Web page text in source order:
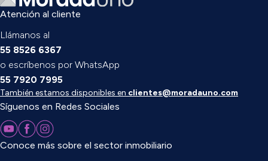
Atención al cliente
Llámanos al
55 8526 6367
o escríbenos por WhatsApp
55 7920 7995
También estamos disponibles en clientes@moradauno.com
Síguenos en Redes Sociales
Conoce más sobre el sector inmobiliario